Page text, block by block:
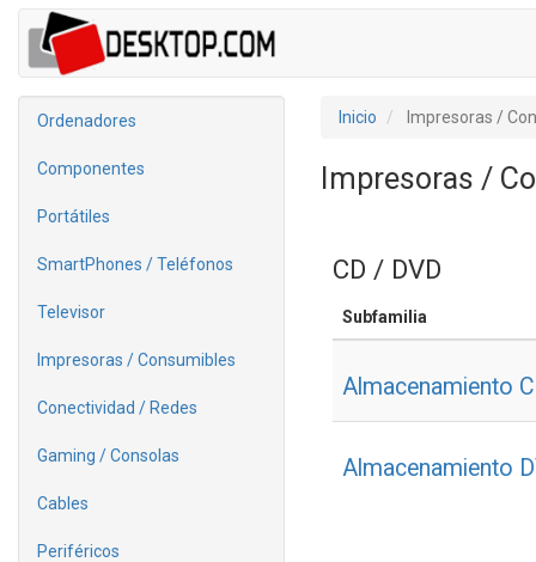
Ordenadores
Componentes
Portátiles
SmartPhones / Teléfonos
Televisor
Impresoras / Consumibles
Conectividad / Redes
Gaming / Consolas
Cables
Periféricos
Inicio Impresoras /
Impresoras /
CD / DVD
Subfamilia
Almacenamiento
Almacenamiento